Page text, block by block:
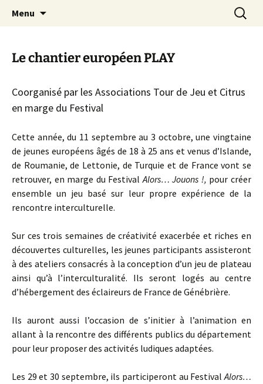
Alors…Jouons !
Festival du jeu en Tarn-et-Garonne
Menu
Le chantier européen PLAY
Coorganisé par les Associations Tour de Jeu et Citrus
en marge du Festival
Cette année, du 11 septembre au 3 octobre, une vingtaine
de jeunes européens âgés de 18 à 25 ans et venus d’Islande,
de Roumanie, de Lettonie, de Turquie et de France vont se
retrouver, en marge du FestivalAlors… Jouons !, pour créer
ensemble un jeu basé sur leur propre expérience de la
rencontre interculturelle.
Sur ces trois semaines de créativité exacerbée et riches en
découvertes culturelles, les jeunes participants assisteront
à des ateliers consacrés à la conception d’un jeu de plateau
ainsi qu’à l’interculturalité. Ils seront logés au centre
d’hébergement des éclaireurs de France de Génébrière.
Ils auront aussi l’occasion de s’initier à l’animation en
allant à la rencontre des différents publics du département
pour leur proposer des activités ludiques adaptées.
Les 29 et 30 septembre, ils participeront au FestivalAlors…